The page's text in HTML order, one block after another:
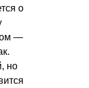
о
—
но